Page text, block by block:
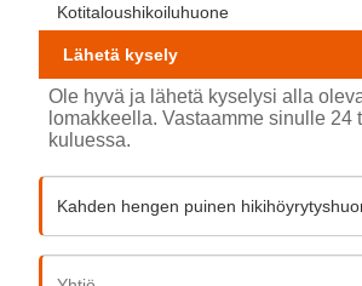
Kotitaloushikoiluhuone
Lähetä kysely
Ole hyvä ja lähetä kyselysi alla
lomakkeella. Vastaamme sinulle 24
kuluessa.